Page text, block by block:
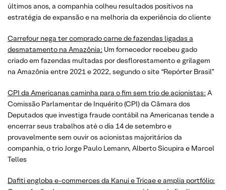
últimos anos, a companhia colheu resultados positivos na
estratégia de expansão e na melhoria da experiência do cliente
Carrefour nega ter comprado carne de fazendas ligadas a
desmatamento na Amazônia: Um fornecedor recebeu gado
criado em fazendas multadas por desflorestamento e grilagem
na Amazônia entre 2021 e 2022, segundo o site “Repórter Brasil”
CPI da Americanas caminha para o fim sem trio de acionistas: A
Comissão Parlamentar de Inquérito (CPI) da Câmara dos
Deputados que investiga fraude contábil na Americanas tende a
encerrar seus trabalhos até o dia 14 de setembro e
provavelmente sem ouvir os acionistas majoritários da
companhia, o trio Jorge Paulo Lemann, Alberto Sicupira e Marcel
Telles
Dafiti engloba e-commerces da Kanui e Tricae e amplia portfólio: